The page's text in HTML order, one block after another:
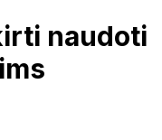
naudoti